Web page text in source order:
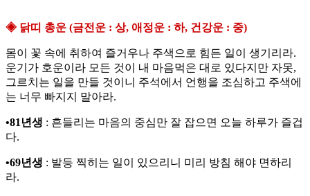
◈ 닭띠 총운 (금전운 : 상, 애정운 : 하, 건강운 : 중)
몸이 꽃 속에 취하여 즐거우나 주색으로 힘든 일이 생기리라.
운기가 호운이라 모든 것이 내 마음먹은 대로 있다지만 자못,
그르치는 일을 만들 것이니 주석에서 언행을 조심하고 주색에
는 너무 빠지지 말아라.
•81년생 : 흔들리는 마음의 중심만 잘 잡으면 오늘 하루가 즐겁
다.
•69년생 : 발등 찍히는 일이 있으리니 미리 방침 해야 면하리
라.